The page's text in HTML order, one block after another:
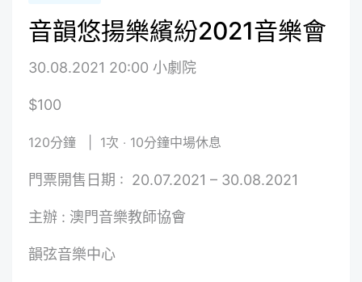
音韻悠揚樂繽紛2021音樂會
30.08.2021 20:00 小劇院
$100
120分鐘 | 1次 ‧ 10分鐘中場休息
門票開售日期 : 20.07.2021 – 30.08.2021
主辦 : 澳門音樂教師協會
韻弦音樂中心